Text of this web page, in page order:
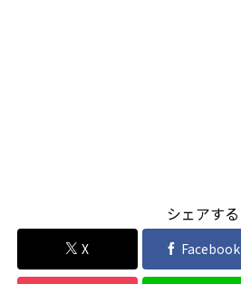
シェアする
X Facebook